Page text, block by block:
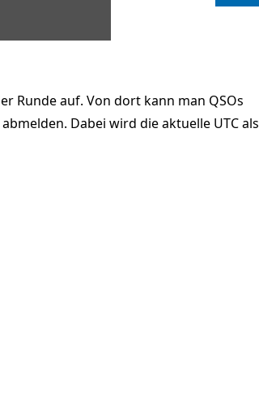
Runde auf. Von dort kann man QSOs
Dabei wird die aktuelle UTC als